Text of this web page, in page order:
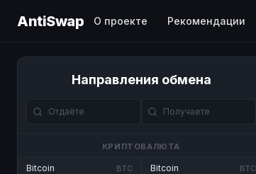
AntiSwap О проекте Рекомендации
Направления обмена
КРИПТОВАЛЮТА
Bitcoin BTC Bitcoin BTC